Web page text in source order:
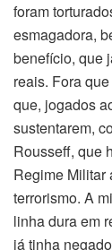
foram
esmagadora,
benefício, que
reais. Fora
que, jogados
sustentarem,
Rousseff, que
Regime Militar
terrorismo. A
linha dura em
já tinha